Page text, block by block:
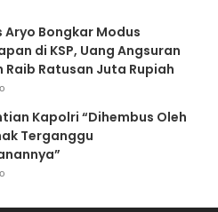
Aryo Bongkar Modus
di KSP, Uang Angsuran
Raib Ratusan Juta Rupiah
Kapolri “Dihembus Oleh
Terganggu